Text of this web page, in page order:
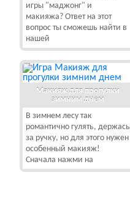
игры "маджонг" и
макияжа? Ответ на этот
вопрос ты сможешь найти в
нашей
Макияж для прогулки
зимним днем
В зимнем лесу так
романтично гулять, держась
за ручку, но для этого нужен
особенный макияж!
Сначала нажми на